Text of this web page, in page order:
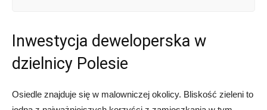
Inwestycja deweloperska w
dzielnicy Polesie
Osiedle znajduje się w malowniczej okolicy. Bliskość zieleni to